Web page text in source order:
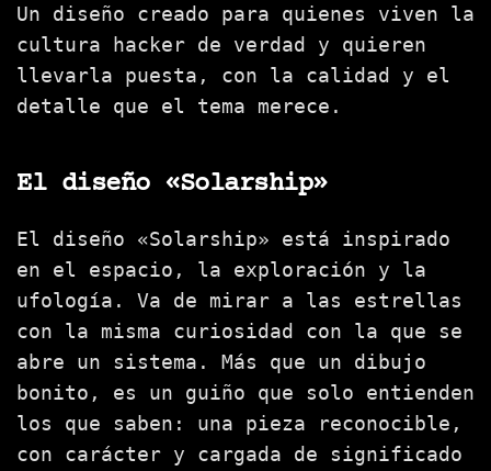
Un diseño creado para quienes viven la
cultura hacker de verdad y quieren
llevarla puesta, con la calidad y el
detalle que el tema merece.
El diseño «Solarship»
El diseño «Solarship» está inspirado
en el espacio, la exploración y la
ufología. Va de mirar a las estrellas
con la misma curiosidad con la que se
abre un sistema. Más que un dibujo
bonito, es un guiño que solo entienden
los que saben: una pieza reconocible,
con carácter y cargada de significado